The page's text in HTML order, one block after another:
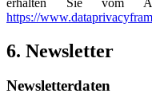
https://
6. Newsletter
Newsletter­daten